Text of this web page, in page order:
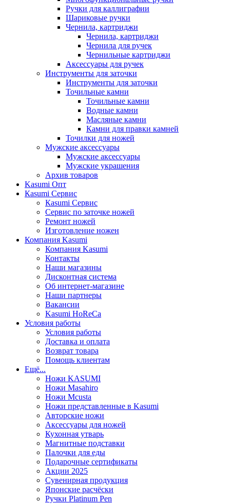
Ручки для каллиграфии
Шариковые ручки
Чернила, картриджи
Чернила, картриджи
Чернила для ручек
Чернильные картриджи
Аксессуары для ручек
Инструменты для заточки
Инструменты для заточки
Точильные камни
Точильные камни
Водные камни
Масляные камни
Камни для правки камней
Точилки для ножей
Мужские аксессуары
Мужские аксессуары
Мужские украшения
Архив товаров
Kasumi Опт
Кasumi Сервис
Кasumi Сервис
Сервис по заточке ножей
Ремонт ножей
Изготовление ножен
Компания Kasumi
Компания Kasumi
Контакты
Наши магазины
Дисконтная система
Об интернет-магазине
Наши партнеры
Вакансии
Kasumi HoReCa
Условия работы
Условия работы
Доставка и оплата
Возврат товара
Помощь клиентам
Ещё...
Ножи KASUMI
Ножи Masahiro
Ножи Mcusta
Ножи представленные в Kasumi
Авторские ножи
Аксессуары для ножей
Кухонная утварь
Магнитные подставки
Палочки для еды
Подарочные сертификаты
Акции 2025
Сувенирная продукция
Японские расчёски
Ручки Platinum Pen